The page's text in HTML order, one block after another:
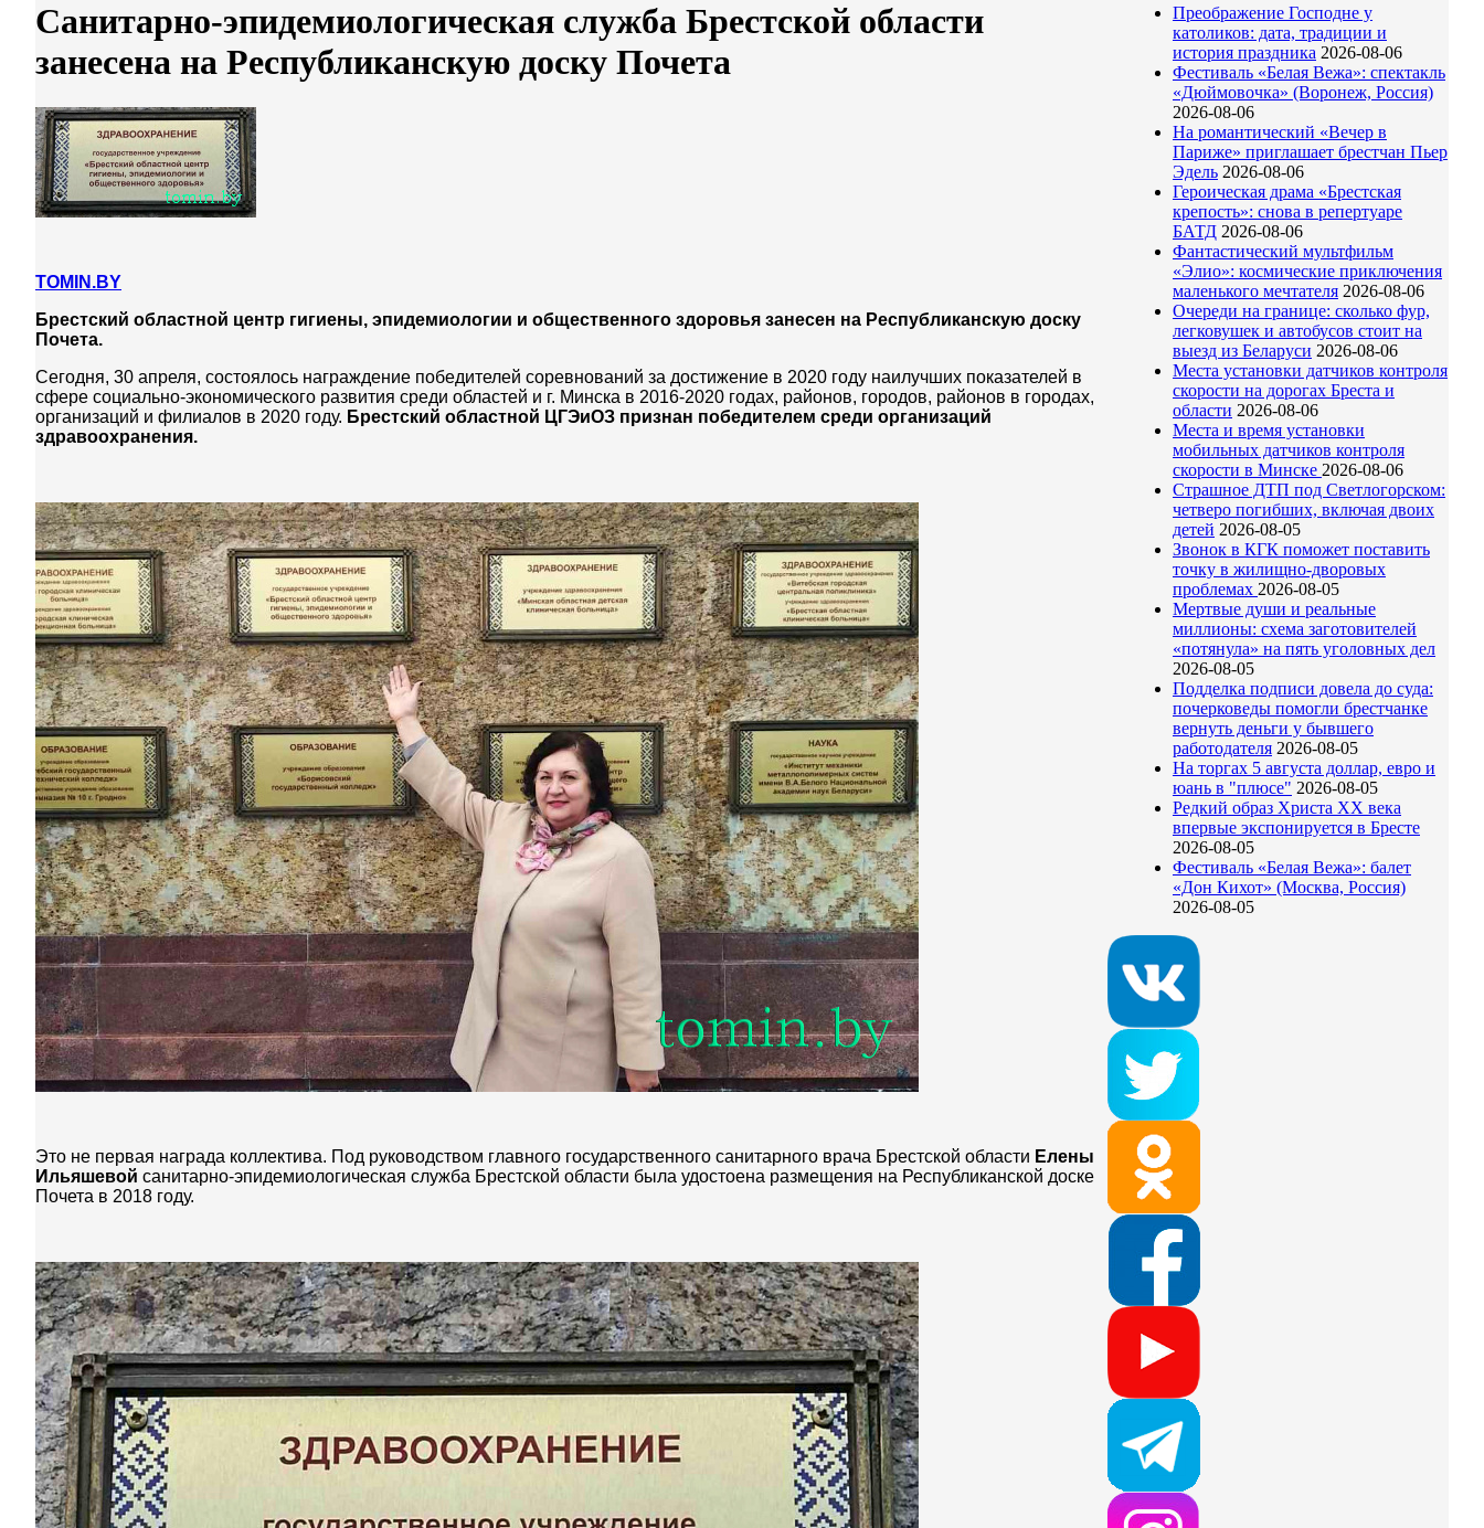
Санитарно-эпидемиологическая служба Брестской области
занесена на Республиканскую доску Почета
TOMIN.BY
Брестский областной центр гигиены, эпидемиологии и общественного здоровья занесен на Республиканскую доску
Почета.
Сегодня, 30 апреля, состоялось награждение победителей соревнований за достижение в 2020 году наилучших показателей в
сфере социально-экономического развития среди областей и г. Минска в 2016-2020 годах, районов, городов, районов в городах,
организаций и филиалов в 2020 году. Брестский областной ЦГЭиОЗ признан победителем среди организаций
здравоохранения.
Это не первая награда коллектива. Под руководством главного государственного санитарного врача Брестской области Елены
Ильяшевой санитарно-эпидемиологическая служба Брестской области была удостоена размещения на Республиканской доске
Почета в 2018 году.
Преображение Господне у
католиков: дата, традиции и
история праздника 2026-08-06
Фестиваль «Белая Вежа»: спектакль
«Дюймовочка» (Воронеж, Россия)
2026-08-06
На романтический «Вечер в
Париже» приглашает брестчан Пьер
Эдель 2026-08-06
Героическая драма «Брестская
крепость»: снова в репертуаре
БАТД 2026-08-06
Фантастический мультфильм
«Элио»: космические приключения
маленького мечтателя 2026-08-06
Очереди на границе: сколько фур,
легковушек и автобусов стоит на
выезд из Беларуси 2026-08-06
Места установки датчиков контроля
скорости на дорогах Бреста и
области 2026-08-06
Места и время установки
мобильных датчиков контроля
скорости в Минске 2026-08-06
Страшное ДТП под Светлогорском:
четверо погибших, включая двоих
детей 2026-08-05
Звонок в КГК поможет поставить
точку в жилищно-дворовых
проблемах 2026-08-05
Мертвые души и реальные
миллионы: схема заготовителей
«потянула» на пять уголовных дел
2026-08-05
Подделка подписи довела до суда:
почерковеды помогли брестчанке
вернуть деньги у бывшего
работодателя 2026-08-05
На торгах 5 августа доллар, евро и
юань в "плюсе" 2026-08-05
Редкий образ Христа ХХ века
впервые экспонируется в Бресте
2026-08-05
Фестиваль «Белая Вежа»: балет
«Дон Кихот» (Москва, Россия)
2026-08-05